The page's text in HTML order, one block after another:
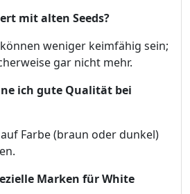
mit alten Seeds?
weniger keimfähig sein;
gar nicht mehr.
ich gute Qualität bei
Farbe (braun oder dunkel)
Marken für White